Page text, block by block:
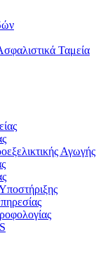
Ταμεία
Αγωγής